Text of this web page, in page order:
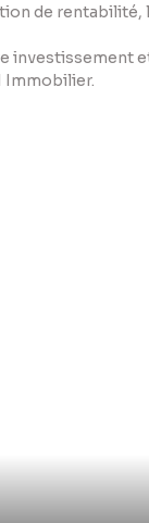
de
investissement
Immobilier.